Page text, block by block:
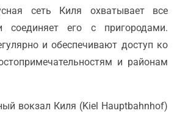
сеть Киля охватывает все
соединяет его с пригородами.
и обеспечивают доступ ко
и районам
вокзал Киля (Kiel Hauptbahnhof)